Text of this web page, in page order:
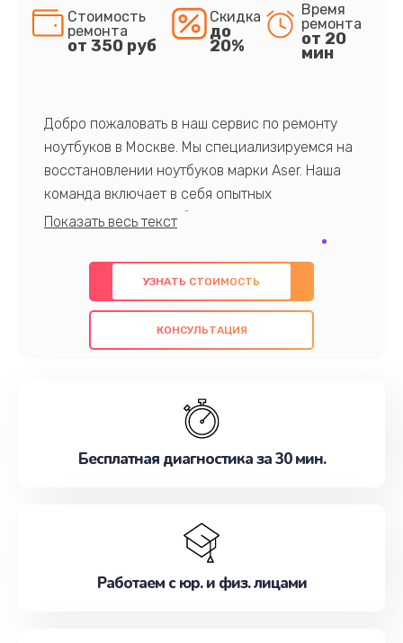
Стоимость
ремонта
от 350 руб
Скидка
до
20%
Время
ремонта
от 20
мин
Добро пожаловать в наш сервис по ремонту
ноутбуков в Москве. Мы специализируемся на
восстановлении ноутбуков марки Aser. Наша
команда включает в себя опытных
профессионалов с обширными знаниями и
многолетним опытом в данной области. Мы
предлагаем быстрый и качественный ремонт с
использованием оригинальных компонентов, а
также гарантируем качество всех
проведенных работ. Наша цель - предоставить
наилучшим образом. Не медлите записаться на
УЗНАТЬ СТОИМОСТЬ
КОНСУЛЬТАЦИЯ
Бесплатная диагностика за 30 мин.
Работаем с юр. и физ. лицами